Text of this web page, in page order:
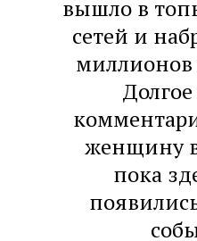
вышло в
сетей и
миллионов
женщину
пока